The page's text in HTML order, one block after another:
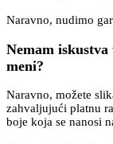
Naravno, nudimo
Nemam
meni?
Naravno, možete
zahvaljujući platnu
boje koja se nanosi